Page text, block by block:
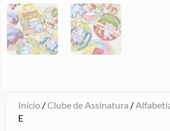
Início /Clube de Assinatura /
E